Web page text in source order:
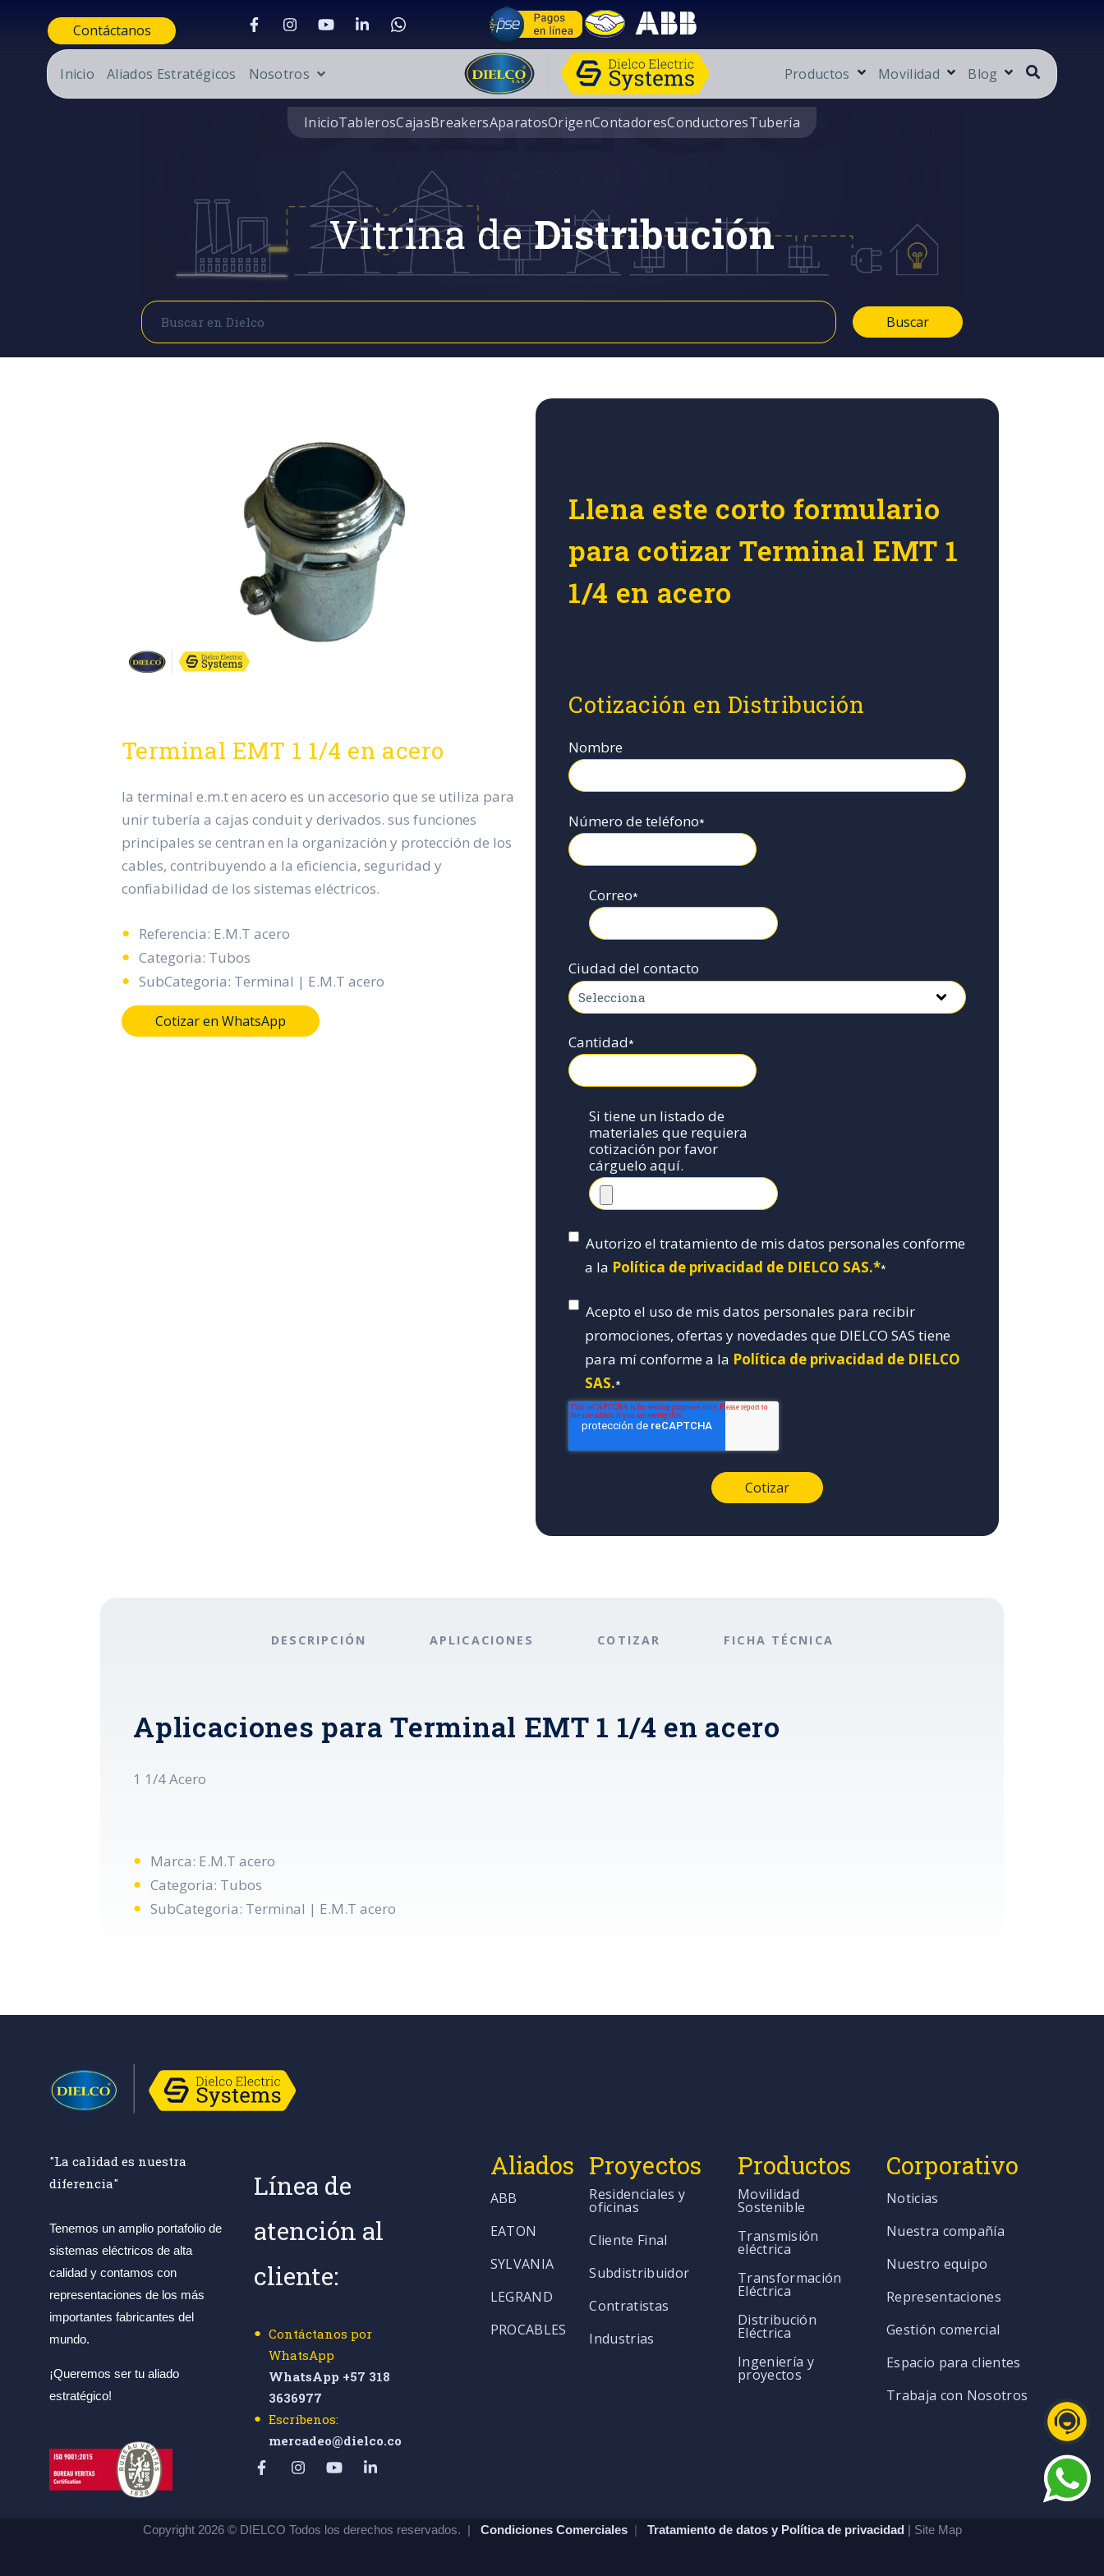
Contáctanos
Inicio Aliados Estratégicos Nosotros Productos Movilidad Blog
InicioTablerosCajasBreakersAparatosOrigenContadoresConductoresTubería
Vitrina deDistribución
Buscar
Buscar
Terminal EMT 1 1/4 en acero
la terminal e.m.t en acero es un accesorio que se utiliza para
unir tubería a cajas conduit y derivados. sus funciones
principales se centran en la organización y protección de los
cables, contribuyendo a la eficiencia, seguridad y
confiabilidad de los sistemas eléctricos.
Referencia: E.M.T acero
Categoria: Tubos
SubCategoria: Terminal | E.M.T acero
Cotizar en WhatsApp
Llena este corto formulario
para cotizar Terminal EMT 1
1/4 en acero
Cotización en Distribución
Nombre
Número de teléfono*
Correo*
Ciudad del contacto
Cantidad*
Si tiene un listado de
materiales que requiera
cotización por favor
cárguelo aquí.
Autorizo el tratamiento de mis datos personales conforme
a la Política de privacidad de DIELCO SAS.**
Acepto el uso de mis datos personales para recibir
promociones, ofertas y novedades que DIELCO SAS tiene
para mí conforme a la Política de privacidad de DIELCO
SAS.*
DESCRIPCIÓN APLICACIONES COTIZAR FICHA TÉCNICA
Aplicaciones para Terminal EMT 1 1/4 en acero
1 1/4 Acero
Marca: E.M.T acero
Categoria: Tubos
SubCategoria: Terminal | E.M.T acero
"La calidad es nuestra
diferencia"
Tenemos un amplio portafolio de
sistemas eléctricos de alta
calidad y contamos con
representaciones de los más
importantes fabricantes del
mundo.
¡Queremos ser tu aliado
estratégico!
Línea de
atención al
cliente:
Contáctanos por
WhatsApp
WhatsApp +57 318
3636977
Escríbenos:
mercadeo@dielco.co
Aliados
ABB
EATON
SYLVANIA
LEGRAND
PROCABLES
Proyectos
Residenciales y
oficinas
Cliente Final
Subdistribuidor
Contratistas
Industrias
Productos
Movilidad
Sostenible
Transmisión
eléctrica
Transformación
Eléctrica
Distribución
Eléctrica
Ingeniería y
proyectos
Corporativo
Noticias
Nuestra compañía
Nuestro equipo
Representaciones
Gestión comercial
Espacio para clientes
Trabaja con Nosotros
Copyright 2026 © DIELCO Todos los derechos reservados. | Condiciones Comerciales| Tratamiento de datos y Política de privacidad | Site Map